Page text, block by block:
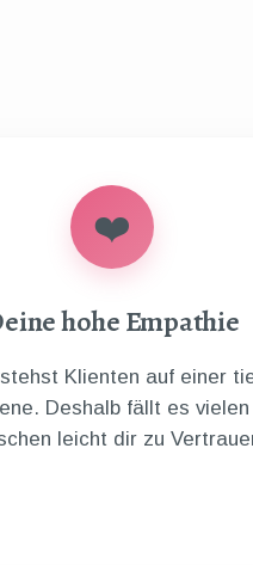
❤️
hohe Empathie
Klienten auf einer
Deshalb fällt es vielen
leicht dir zu